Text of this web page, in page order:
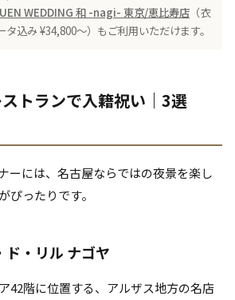
WEDDING 和 -nagi- 東京/恵比寿店 （衣
込み ¥34,800〜）もご利用いただけます。
トランで入籍祝い｜3選
ーには、名古屋ならではの夜景を楽し
ぴったりです。
ド・リル ナゴヤ
42階に位置する、アルザス地方の名店